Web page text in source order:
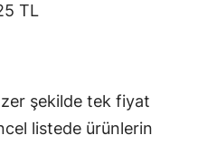
TL
şekilde tek fiyat
listede ürünlerin